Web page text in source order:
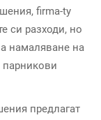
firma-ty
си разходи, но
намаляване на
парникови
предлагат